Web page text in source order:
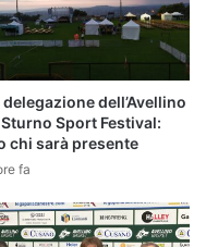
delegazione dell’Avellino
Sport Festival:
chi sarà presente
fa